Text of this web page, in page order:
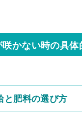
かない時の具体
と肥料の選び方